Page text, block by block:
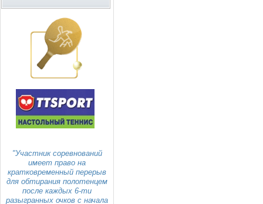
"Участник соревнований
имеет право на
кратковременный перерыв
для обтирания полотенцем
после каждых 6-ти
разыгранных очков с начала